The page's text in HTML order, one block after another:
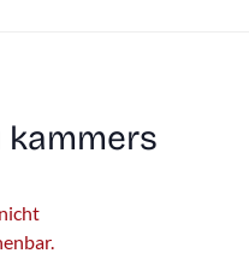
kammers